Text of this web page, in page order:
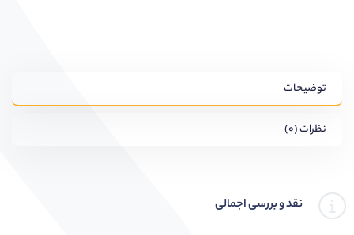
توضیحات
نظرات (۰)
نقد و بررسی اجمالی